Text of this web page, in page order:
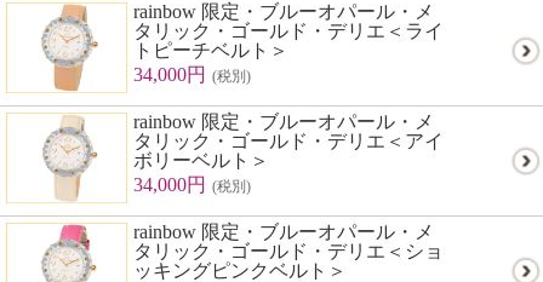
rainbow 限定・ブルーオパール・メ
タリック・ゴールド・デリエ＜ライ
トピーチベルト＞
34,000円 (税別)
rainbow 限定・ブルーオパール・メ
タリック・ゴールド・デリエ＜アイ
ボリーベルト＞
34,000円 (税別)
rainbow 限定・ブルーオパール・メ
タリック・ゴールド・デリエ＜ショ
ッキングピンクベルト＞